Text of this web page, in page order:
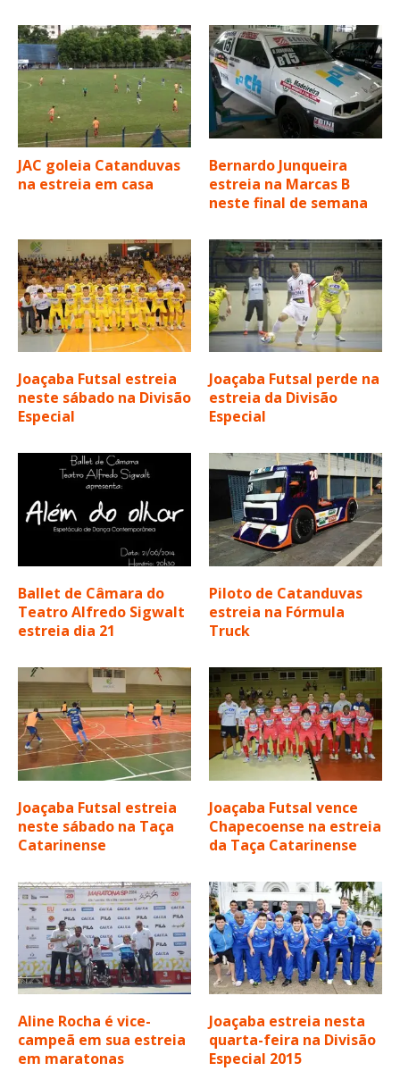
JAC goleia Catanduvas
na estreia em casa
Bernardo Junqueira
estreia na Marcas B
neste final de semana
Joaçaba Futsal estreia
neste sábado na Divisão
Especial
Joaçaba Futsal perde na
estreia da Divisão
Especial
Ballet de Câmara do
Teatro Alfredo Sigwalt
estreia dia 21
Piloto de Catanduvas
estreia na Fórmula
Truck
Joaçaba Futsal estreia
neste sábado na Taça
Catarinense
Joaçaba Futsal vence
Chapecoense na estreia
da Taça Catarinense
Aline Rocha é vice-
campeã em sua estreia
em maratonas
Joaçaba estreia nesta
quarta-feira na Divisão
Especial 2015